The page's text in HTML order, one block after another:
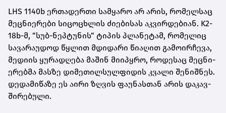
LHS 1140b ერ­თა­დერ­თი სამ­ყა­რო არ არის, რო­მელ­საც
მეც­ნი­ე­რე­ბი სი­ცო­ცხლის ძი­ე­ბი­სას აკ­ვირ­დე­ბი­ან. K2-
18b-მ, “სუბ-ნეპ­ტუ­ნის“ ტი­პის პლა­ნე­ტამ, რო­მე­ლიც
სა­ვა­რა­უ­დოდ წყლით მდი­და­რი წი­ა­ღით გა­მო­ირ­ჩე­ვა,
მე­დი­ის ყუ­რა­დღე­ბა მა­შინ მი­ი­პყრო, რო­დე­საც მეც­ნი­
ე­რებ­მა მას­ზე დი­მე­თილ­სულ­ფი­დის კვა­ლი შე­ნიშ­ნეს.
დე­და­მი­წა­ზე ეს აირი ზღვის ფა­უ­ნას­თან არის და­კავ­
ში­რე­ბუ­ლი.